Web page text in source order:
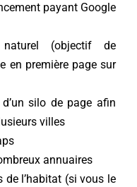
payant Google
naturel (objectif de
en première page sur
silo de page afin
villes
annuaires
de l’habitat (si vous le